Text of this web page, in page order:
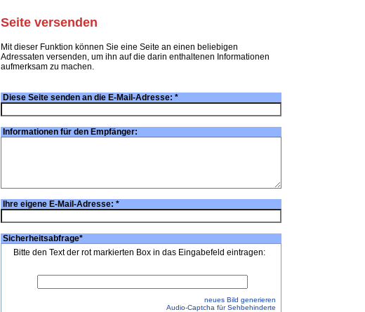
Seite versenden
Mit dieser Funktion können Sie eine Seite an einen beliebigen
Adressaten versenden, um ihn auf die darin enthaltenen Informationen
aufmerksam zu machen.
Diese Seite senden an die E-Mail-Adresse: *
Informationen für den Empfänger:
Ihre eigene E-Mail-Adresse: *
Sicherheitsabfrage*
Bitte den Text der rot markierten Box in das Eingabefeld eintragen:
neues Bild generieren
Audio-Captcha für Sehbehinderte